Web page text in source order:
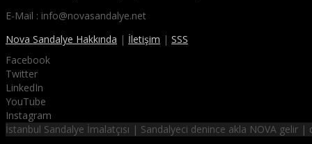
E-Mail : info@novasandalye.net
Nova Sandalye Hakkında | İletişim | SSS
Facebook
Twitter
LinkedIn
YouTube
Instagram
İstanbul Sandalye İmalatçısı | Sandalyeci denince akla NOVA gelir